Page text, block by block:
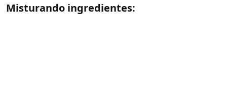
Misturando ingredientes: